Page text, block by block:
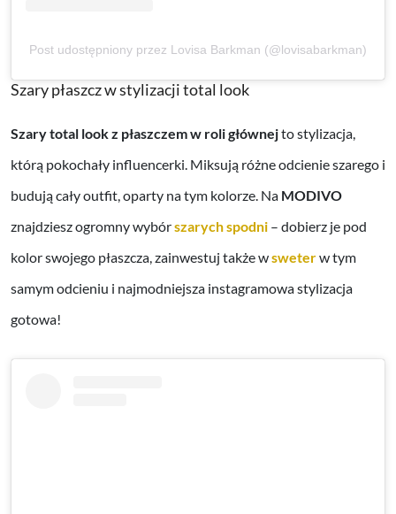
Post udostępniony przez Lovisa Barkman (@lovisabarkman)
Szary płaszcz w stylizacji total look
Szary total look z płaszczem w roli głównejto stylizacja,
którą pokochały influencerki. Miksują różne odcienie szarego i
budują cały outfit, oparty na tym kolorze. Na MODIVO
znajdziesz ogromny wybórszarych spodni – dobierz je pod
kolor swojego płaszcza, zainwestuj także wsweterw tym
samym odcieniu i najmodniejsza instagramowa stylizacja
gotowa!